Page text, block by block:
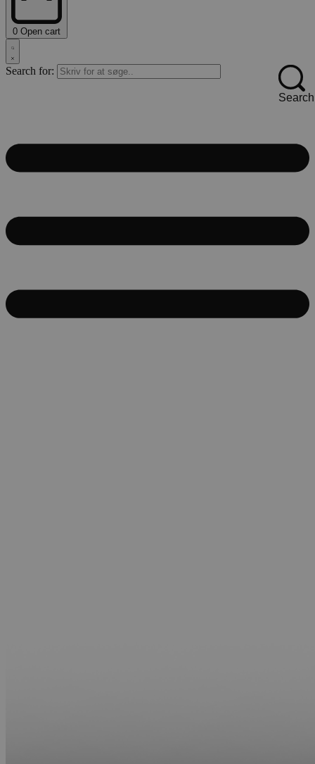
0 Open cart
Search for:
Search